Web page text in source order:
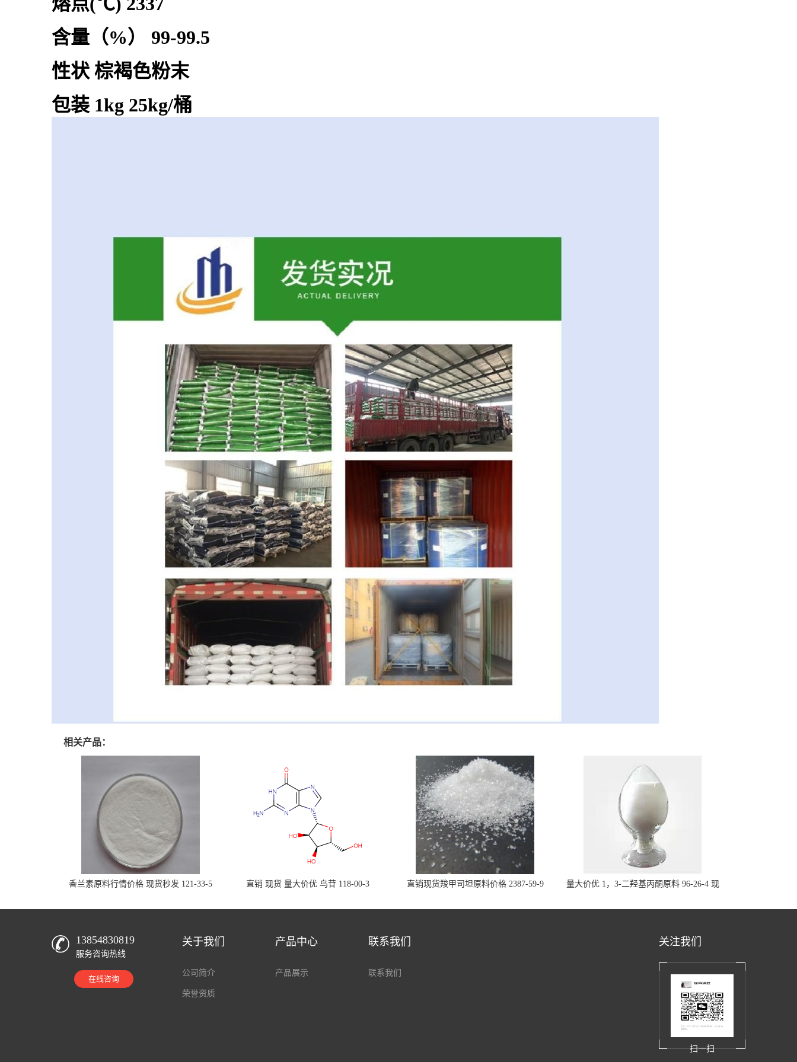
含量（%） 99-99.5
性状 棕褐色粉末
包装 1kg 25kg/桶
相关产品：
香兰素原料行情价格 现货秒发 121-33-5 直销 现货 量大价优 鸟苷 118-00-3 直销现货羧甲司坦原料价格 2387-59-9
量大价优 1，3-二羟基丙酮原料 96-26-4 现
13854830819
服务咨询热线
在线咨询
关于我们
公司简介
荣誉资质
产品中心
产品展示
联系我们
联系我们
关注我们
扫一扫